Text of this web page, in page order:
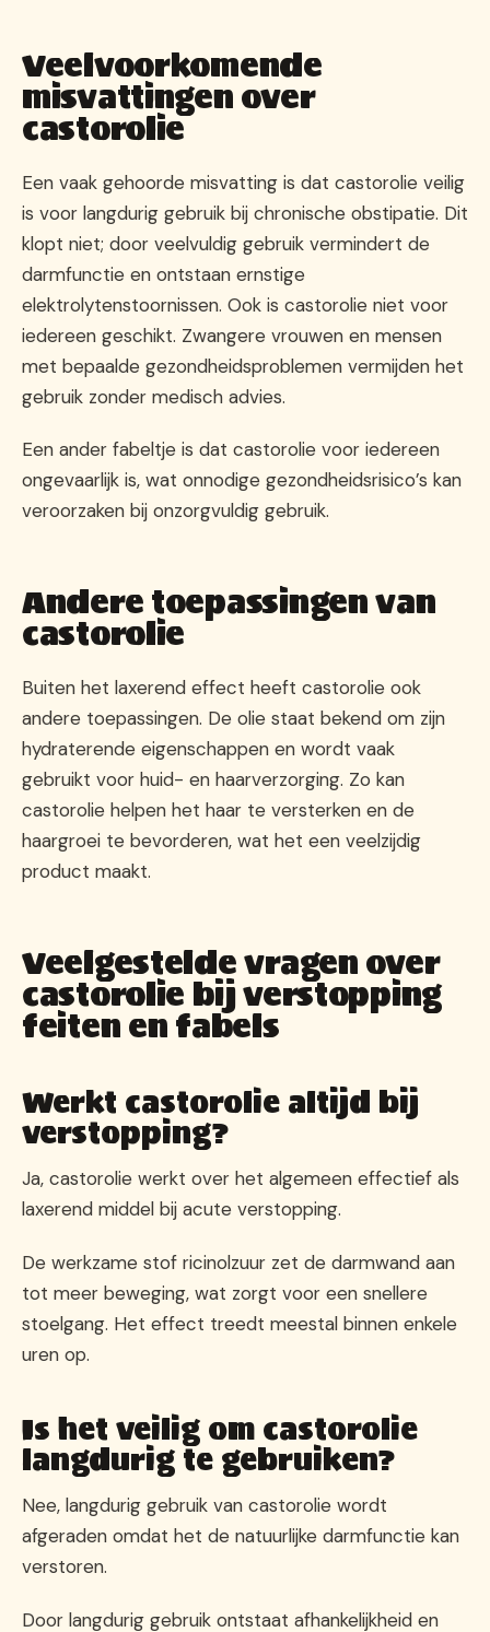
Veelvoorkomende
misvattingen over
castorolie
Een vaak gehoorde misvatting is dat castorolie veilig
is voor langdurig gebruik bij chronische obstipatie. Dit
klopt niet; door veelvuldig gebruik vermindert de
darmfunctie en ontstaan ernstige
elektrolytenstoornissen. Ook is castorolie niet voor
iedereen geschikt. Zwangere vrouwen en mensen
met bepaalde gezondheidsproblemen vermijden het
gebruik zonder medisch advies.
Een ander fabeltje is dat castorolie voor iedereen
ongevaarlijk is, wat onnodige gezondheidsrisico’s kan
veroorzaken bij onzorgvuldig gebruik.
Andere toepassingen van
castorolie
Buiten het laxerend effect heeft castorolie ook
andere toepassingen. De olie staat bekend om zijn
hydraterende eigenschappen en wordt vaak
gebruikt voor huid- en haarverzorging. Zo kan
castorolie helpen het haar te versterken en de
haargroei te bevorderen, wat het een veelzijdig
product maakt.
Veelgestelde vragen over
castorolie bij verstopping
feiten en fabels
Werkt castorolie altijd bij
verstopping?
Ja, castorolie werkt over het algemeen effectief als
laxerend middel bij acute verstopping.
De werkzame stof ricinolzuur zet de darmwand aan
tot meer beweging, wat zorgt voor een snellere
stoelgang. Het effect treedt meestal binnen enkele
uren op.
Is het veilig om castorolie
langdurig te gebruiken?
Nee, langdurig gebruik van castorolie wordt
afgeraden omdat het de natuurlijke darmfunctie kan
verstoren.
Door langdurig gebruik ontstaat afhankelijkheid en